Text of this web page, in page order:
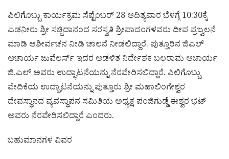
ಪಿಲಿಗೊಬ್ಬು ಕಾರ್ಯಕ್ರಮ ಸೆಪ್ಟೆಂಬರ್ 28 ಆದಿತ್ಯವಾರ ಬೆಳಗ್ಗೆ 10:30ಕ್ಕೆ
ಎಡನೀರು ಶ್ರೀ ಸಚ್ಚಿದಾನಂದ ಸರಸ್ವತಿ ಶ್ರೀಪಾದಂಗಳವರು ದೀಪ ಪ್ರಜ್ವಲನೆ
ಮಾಡಿ ಆಶೀರ್ವಚನ ನೀಡಿ ಚಾಲನೆ ನೀಡಲಿದ್ದಾರೆ. ಪುತ್ತೂರಿನ ಜಿಎಲ್
ಆಚಾರ್ಯ ಜುವೆಲರ್ಸ್ ಇದರ ಆಡಳಿತ ನಿರ್ದೇಶಕ ಬಲರಾಮ ಆಚಾರ್ಯ
ಜಿ.ಎಲ್ ಅವರು ಉದ್ಘಾಟನೆಯನ್ನು ನೆರವೇರಿಸಲಿದ್ದಾರೆ. ಪಿಲಿಗೊಬ್ಬು
ವೇದಿಕೆಯ ಉದ್ಘಾಟನೆಯನ್ನು ಪುತ್ತೂರು ಶ್ರೀ ಮಹಾಲಿಂಗೇಶ್ವರ
ದೇವಸ್ಥಾನದ ವ್ಯವಸ್ಥಾಪನ ಸಮಿತಿಯ ಅಧ್ಯಕ್ಷ ಪಂಜಿಗುಡ್ಡೆ ಈಶ್ವರ ಭಟ್
ಅವರು ನೆರವೇರಿಸಲಿದ್ದಾರೆ ಎಂದರು.
ಬಹುಮಾನಗಳ ವಿವರ